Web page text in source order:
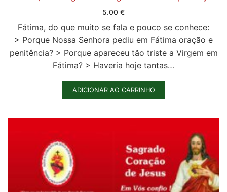
5.00 €
Fátima, do que muito se fala e pouco se conhece:
> Porque Nossa Senhora pediu em Fátima oração e
penitência? > Porque apareceu tão triste a Virgem em
Fátima? > Haveria hoje tantas…
ADICIONAR AO CARRINHO